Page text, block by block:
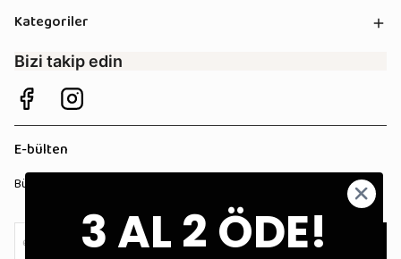
Kategoriler
Bizi takip edin
E-bülten
Bültenimize kaydolun, tüm kampanyalardan anında haberdar olun!
3 AL 2 ÖDE!